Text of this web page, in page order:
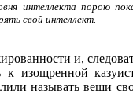
интеллекта порою
свой интеллект.
и,
называть вещи